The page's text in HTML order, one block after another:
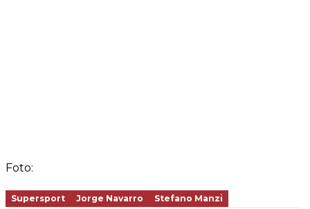
Foto:
Supersport Jorge Navarro Stefano Manzi